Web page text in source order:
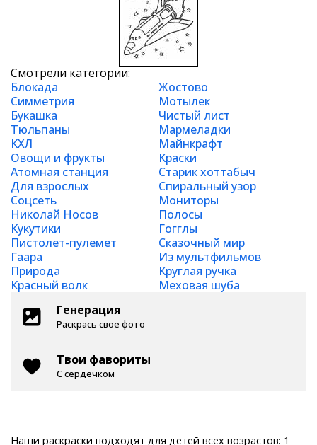
Смотрели категории:
Блокада
Жостово
Симметрия
Мотылек
Букашка
Чистый лист
Тюльпаны
Мармеладки
КХЛ
Майнкрафт
Овощи и фрукты
Краски
Атомная станция
Старик хоттабыч
Для взрослых
Спиральный узор
Соцсеть
Мониторы
Николай Носов
Полосы
Кукутики
Гогглы
Пистолет-пулемет
Сказочный мир
Гаара
Из мультфильмов
Природа
Круглая ручка
Красный волк
Меховая шуба
Генерация
Раскрась свое фото
Твои фавориты
С сердечком
Наши раскраски подходят для детей всех возрастов: 1